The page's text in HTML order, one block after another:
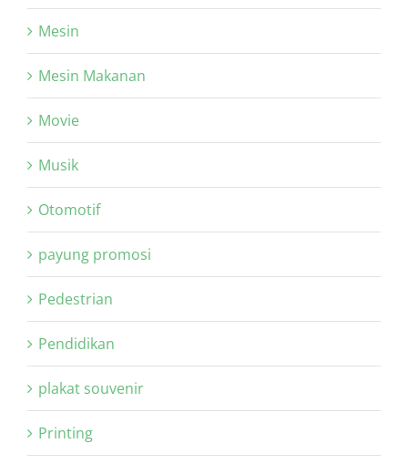
Mesin
Mesin Makanan
Movie
Musik
Otomotif
payung promosi
Pedestrian
Pendidikan
plakat souvenir
Printing